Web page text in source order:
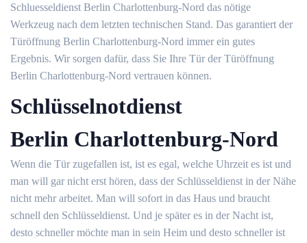
Schluesseldienst Berlin Charlottenburg-Nord das nötige
Werkzeug nach dem letzten technischen Stand. Das garantiert der
Türöffnung Berlin Charlottenburg-Nord immer ein gutes
Ergebnis. Wir sorgen dafür, dass Sie Ihre Tür der Türöffnung
Berlin Charlottenburg-Nord vertrauen können.
Schlüsselnotdienst
Berlin Charlottenburg-Nord
Wenn die Tür zugefallen ist, ist es egal, welche Uhrzeit es ist und
man will gar nicht erst hören, dass der Schlüsseldienst in der Nähe
nicht mehr arbeitet. Man will sofort in das Haus und braucht
schnell den Schlüsseldienst. Und je später es in der Nacht ist,
desto schneller möchte man in sein Heim und desto schneller ist